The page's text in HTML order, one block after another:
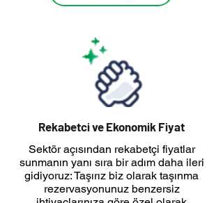
Rekabetci ve Ekonomik Fiyat
Sektör açısından rekabetçi fiyatlar
sunmanın yanı sıra bir adım daha ileri
gidiyoruz: Taşırız biz olarak taşınma
rezervasyonunuz benzersiz